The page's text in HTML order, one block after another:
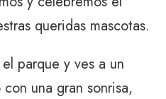
queridas mascotas.
parque y ves a un
una gran sonrisa,